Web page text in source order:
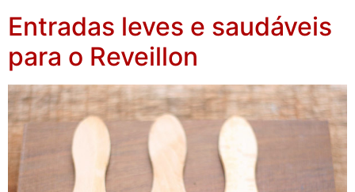
Entradas leves e saudáveis
para o Reveillon